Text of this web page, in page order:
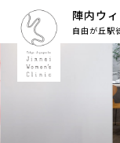
陣内ウ
自由が丘駅